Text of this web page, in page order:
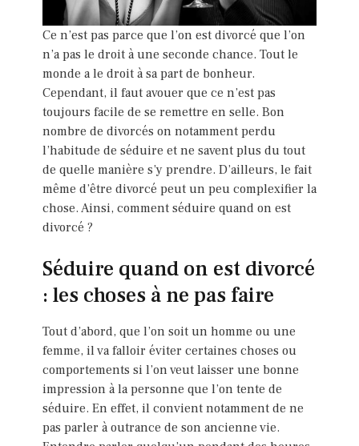
Ce n’est pas parce que l’on est divorcé que l’on
n’a pas le droit à une seconde chance. Tout le
monde a le droit à sa part de bonheur.
Cependant, il faut avouer que ce n’est pas
toujours facile de se remettre en selle. Bon
nombre de divorcés on notamment perdu
l’habitude de séduire et ne savent plus du tout
de quelle manière s’y prendre. D’ailleurs, le fait
même d’être divorcé peut un peu complexifier la
chose. Ainsi, comment séduire quand on est
divorcé ?
Séduire quand on est divorcé
: les choses à ne pas faire
Tout d’abord, que l’on soit un homme ou une
femme, il va falloir éviter certaines choses ou
comportements si l’on veut laisser une bonne
impression à la personne que l’on tente de
séduire. En effet, il convient notamment de ne
pas parler à outrance de son ancienne vie.